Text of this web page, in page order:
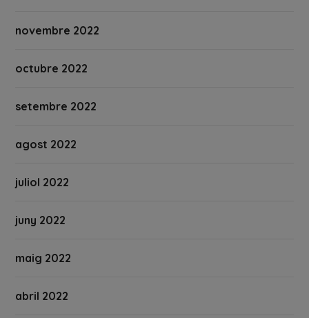
novembre 2022
octubre 2022
setembre 2022
agost 2022
juliol 2022
juny 2022
maig 2022
abril 2022